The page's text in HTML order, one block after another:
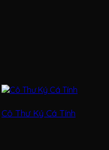
Cô Thư Ký Cá Tính